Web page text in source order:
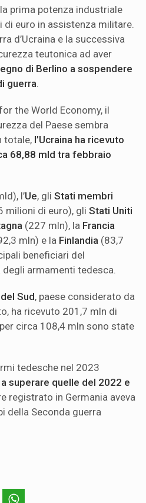
prima potenza industriale
euro in assistenza militare.
d’Ucraina e la successiva
teutonica ad aver
di Berlino a sospendere
guerra.
the World Economy, il
del Paese sembra
totale, l’Ucraina ha ricevuto
68,88 mld tra febbraio
l’Ue, gli Stati membri
milioni di euro), gli Stati Uniti
(227 mln), la Francia
mln) e la Finlandia (83,7
beneficiari del
armamenti tedesca.
Sud, paese considerato da
ha ricevuto 201,7 mln di
circa 108,4 mln sono state
tedesche nel 2023
superare quelle del 2022 e
registrato in Germania aveva
della Seconda guerra